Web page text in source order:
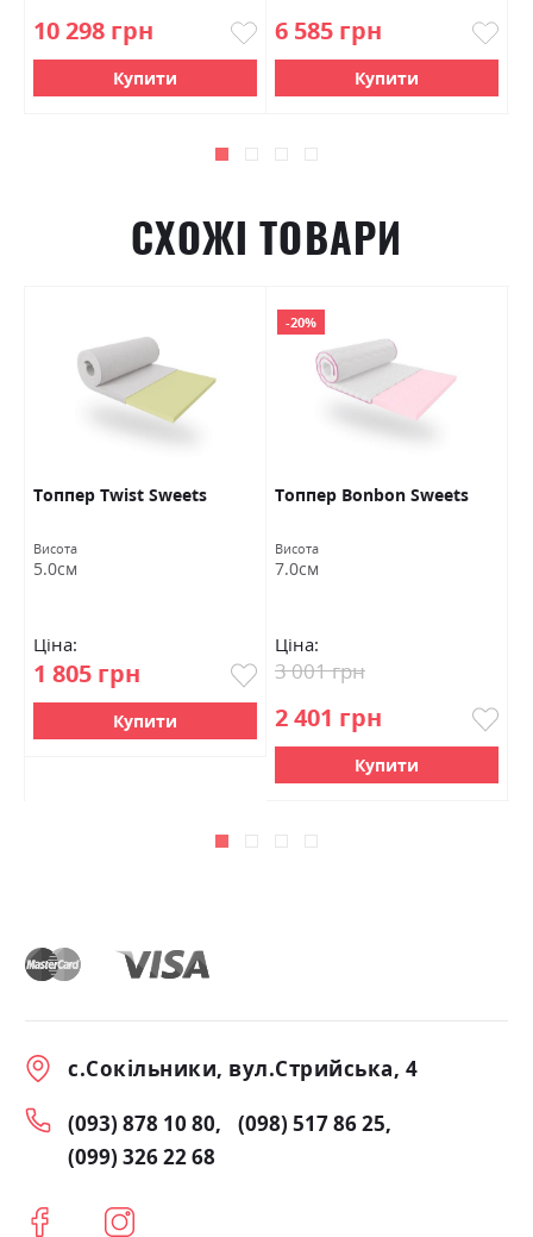
10 298 грн
Купити
6 585 грн
Купити
СХОЖІ ТОВАРИ
Топпер Twist Sweets
Висота
5.0см
Ціна:
1 805 грн
Купити
-20%
Топпер Bonbon Sweets
Висота
7.0см
Ціна:
2 401 грн
3 001 грн
Купити
с.Сокільники, вул.Стрийська, 4
(093) 878 10 80
(098) 517 86 25
(099) 326 22 68